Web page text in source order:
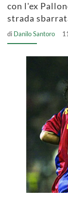
con l'ex
strada
di Danilo Santoro